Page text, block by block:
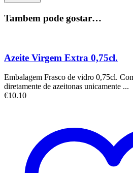
Tambem pode gostar…
Azeite Virgem Extra 0,75cl.
Embalagem Frasco de vidro 0,75cl.
diretamente de azeitonas unicamente ...
€10.10